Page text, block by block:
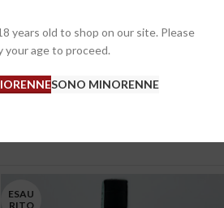
years old to shop on our site. Please
your age to proceed.
SONO MINORENNE
ESAU
RITO